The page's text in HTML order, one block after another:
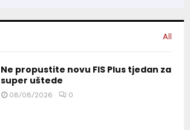
All
Ne propustite novu FIS Plus tjedan za
super uštede
08/08/2026 0